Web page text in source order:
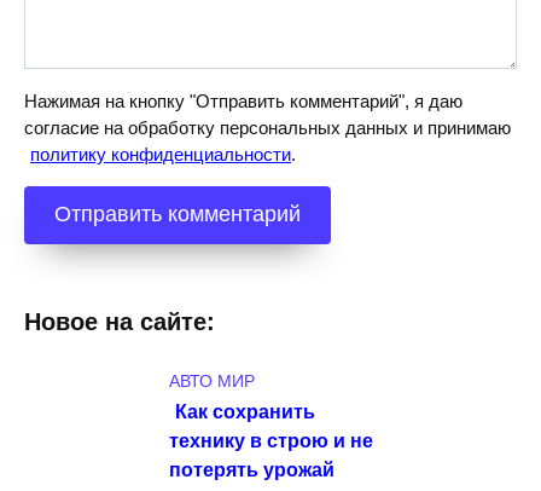
Нажимая на кнопку "Отправить комментарий", я даю
согласие на обработку персональных данных и принимаю
политику конфиденциальности.
Новое на сайте:
АВТО МИР
Как сохранить
технику в строю и не
потерять урожай